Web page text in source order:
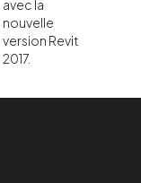
avec la
nouvelle
version Revit
2017.